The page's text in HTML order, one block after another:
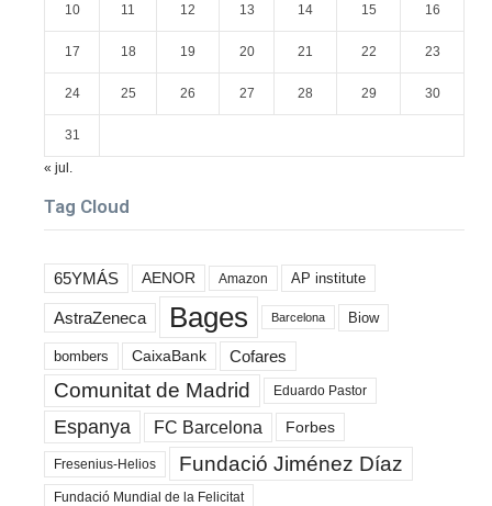
10 11 12 13 14 15 16
17 18 19 20 21 22 23
24 25 26 27 28 29 30
31
« jul.
Tag Cloud
65YMÁS AENOR Amazon AP institute
AstraZeneca Bages Barcelona Biow
bombers CaixaBank Cofares
Comunitat de Madrid Eduardo Pastor
Espanya FC Barcelona Forbes
Fresenius-Helios Fundació Jiménez Díaz
Fundació Mundial de la Felicitat